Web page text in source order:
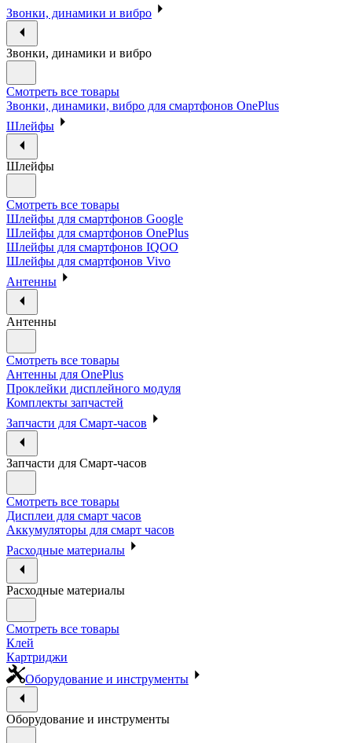
Звонки, динамики и вибро
Звонки, динамики и вибро
Смотреть все товары
Звонки, динамики, вибро для смартфонов OnePlus
Шлейфы
Шлейфы
Смотреть все товары
Шлейфы для смартфонов Google
Шлейфы для смартфонов OnePlus
Шлейфы для смартфонов IQOO
Шлейфы для смартфонов Vivo
Антенны
Антенны
Смотреть все товары
Антенны для OnePlus
Проклейки дисплейного модуля
Комплекты запчастей
Запчасти для Смарт-часов
Запчасти для Смарт-часов
Смотреть все товары
Дисплеи для смарт часов
Аккумуляторы для смарт часов
Расходные материалы
Расходные материалы
Смотреть все товары
Клей
Картриджи
Оборудование и инструменты
Оборудование и инструменты